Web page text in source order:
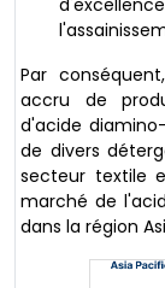
Par
accru de
d'acide
de divers
secteur textile
marché de
dans la région